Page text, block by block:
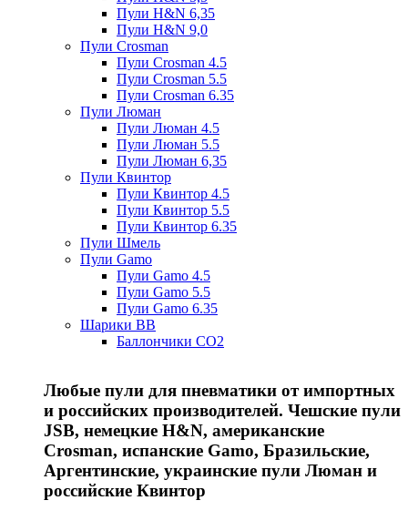
Пули H&N 6,35
Пули H&N 9,0
Пули Crosman
Пули Crosman 4.5
Пули Crosman 5.5
Пули Crosman 6.35
Пули Люман
Пули Люман 4.5
Пули Люман 5.5
Пули Люман 6,35
Пули Квинтор
Пули Квинтор 4.5
Пули Квинтор 5.5
Пули Квинтор 6.35
Пули Шмель
Пули Gamo
Пули Gamo 4.5
Пули Gamo 5.5
Пули Gamo 6.35
Шарики BB
Баллончики CO2
Любые пули для пневматики от импортных
и российских производителей. Чешские пули
JSB, немецкие H&N, американские
Crosman, испанские Gamo, Бразильские,
Аргентинские, украинские пули Люман и
российские Квинтор